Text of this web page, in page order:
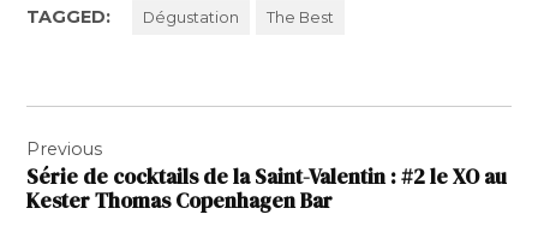
TAGGED: Dégustation The Best
de
l’article
Previous
Série de cocktails de la Saint-Valentin : #2 le XO au
Kester Thomas Copenhagen Bar